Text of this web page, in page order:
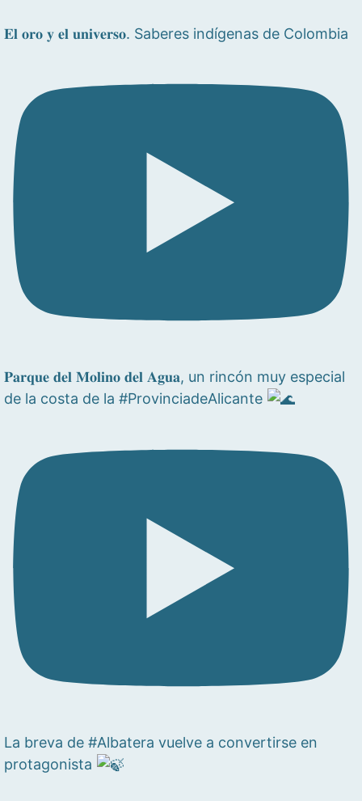
𝐄𝐥 𝐨𝐫𝐨 𝐲 𝐞𝐥 𝐮𝐧𝐢𝐯𝐞𝐫𝐬𝐨. Saberes indígenas de Colombia
𝐏𝐚𝐫𝐪𝐮𝐞 𝐝𝐞𝐥 𝐌𝐨𝐥𝐢𝐧𝐨 𝐝𝐞𝐥 𝐀𝐠𝐮𝐚, un rincón muy especial
de la costa de la #ProvinciadeAlicante
La breva de #Albatera vuelve a convertirse en
protagonista